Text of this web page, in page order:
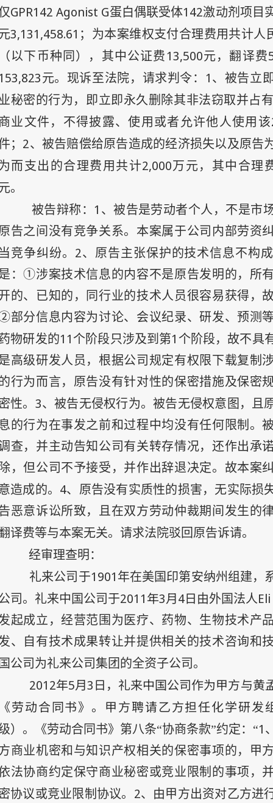
GPR142 Agonist G蛋白偶联受体142激动剂项目
3,131,458.61 ；为本案维权支付合理费用共计人
以下币种同），其中公证费 13,500元，翻译费
元。现诉至法院，请求判令： 1 、被告立
秘密的行为，即立即永久删除其非法窃取并占
业文件，不得披露、使用或者允许他人使用该
； 2、被告赔偿给原告造成的经济损失以及原告
而支出的合理费用共计2,000万元，其中合理
。
被告辩称： 1 、被告是劳动者个人，不是市
告之间没有竞争关系。本案属于公司内部劳资
竞争纠纷。 2、原告主张保护的技术信息不构
：①涉案技术信息的内容不是原告发明的，所
的、已知的，同行业的技术人员很容易获得，
部分信息内容为讨论、会议纪录、研发、预测
物研发的11 个阶段只涉及到第1 个阶段，故不具
高级研发人员，根据公司规定有权限下载复制
行为而言，原告没有针对性的保密措施及保密
性。 3、被告无侵权行为。被告无侵权意图，且
的行为在事发之前和过程中均没有任何限制。
查，并主动告知公司有关转存情况，还作出承
，但公司不予接受，并作出辞退决定。故本案
造成的。 4、原告没有实质性的损害，无实际损
恶意诉讼所致，且在双方劳动仲裁期间发生的
译费等与本案无关。请求法院驳回原告诉请。
经审理查明：
礼来公司于1901 年在美国印第安纳州组建，
司。礼来中国公司于2011年3月4日 由外国法人
起成立，经营范围为医疗、药物、生物技术产
、自有技术成果转让并提供相关的技术咨询和
公司为礼来公司集团的全资子公司。
2012年5月3日 ，礼来中国公司作为甲方与黄
劳动合同书》。甲方聘请乙方担任化学研发
）。《劳动合同书》第八条“协商条款”约定：“1
商业机密和与知识产权相关的保密事项的，甲
法协商约定保守商业秘密或竞业限制的事项，
协议或竞业限制协议。 2、由甲方出资对乙方进